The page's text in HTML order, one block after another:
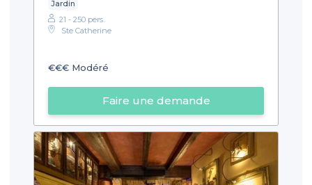
Jardin
21 - 250 pers.
Ste Catherine
€€€ Modéré
Faire une demande